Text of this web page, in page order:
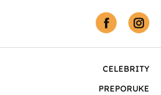
CELEBRITY
PREPORUKE